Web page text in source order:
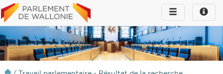
Toggle
infos
Toggle
navigation